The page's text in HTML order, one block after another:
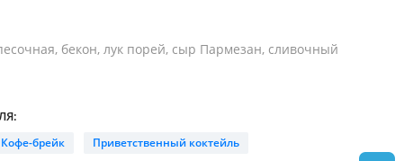
бекон, лук порей, сыр Пармезан, сливочный
Кофе-брейк Приветственный коктейль